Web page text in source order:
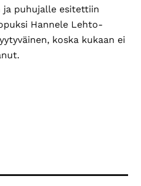
ja puhujalle esitettiin
Hannele Lehto-
koska kukaan ei